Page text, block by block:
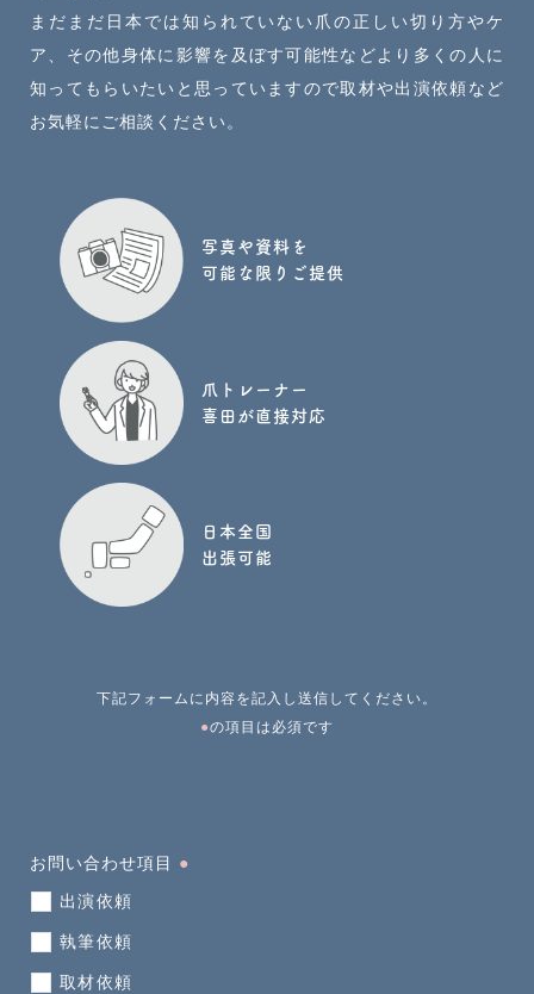
まだまだ日本では知られていない爪の正しい切り方やケ
ア、その他身体に影響を及ぼす可能性などより多くの人に
知ってもらいたいと思っていますので取材や出演依頼など
お気軽にご相談ください。
写真や資料を
可能な限りご提供
爪トレーナー
喜田が直接対応
日本全国
出張可能
下記フォームに内容を記入し送信してください。
●の項目は必須です
お問い合わせ項目
●
出演依頼
執筆依頼
取材依頼